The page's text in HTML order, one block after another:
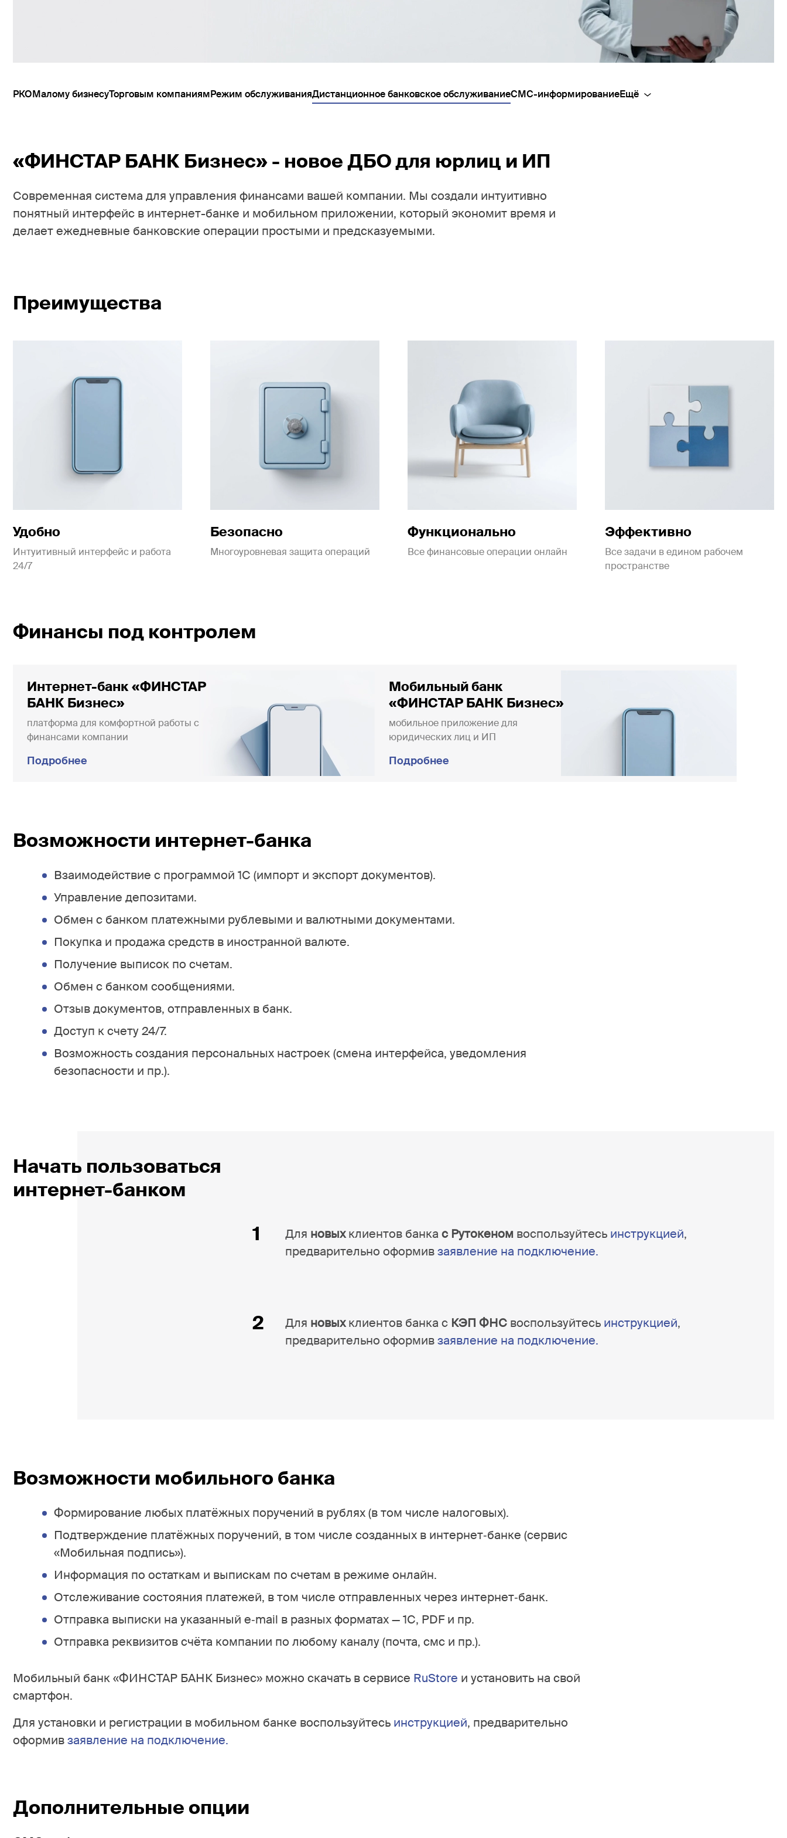
РКОМалому бизнесуТорговым компаниямРежим обслуживанияДистанционное банковское обслуживаниеСМС-информирование
«ФИНСТАР БАНК Бизнес» - новое ДБО для юрлиц и ИП
Современная система для управления финансами вашей компании. Мы создали интуитивно
понятный интерфейс в интернет-банке и мобильном приложении, который экономит время и
делает ежедневные банковские операции простыми и предсказуемыми.
Преимущества
Удобно
Интуитивный интерфейс и работа
24/7
Безопасно
Многоуровневая защита операций
Функционально
Все финансовые операции онлайн
Эффективно
Все задачи в едином рабочем
пространстве
Финансы под контролем
Интернет-банк «ФИНСТАР
БАНК Бизнес»
платформа для комфортной работы с
финансами компании
Подробнее
Мобильный банк
«ФИНСТАР БАНК Бизнес»
мобильное приложение для
юридических лиц и ИП
Подробнее
Возможности интернет-банка
Взаимодействие с программой 1С (импорт и экспорт документов).
Управление депозитами.
Обмен с банком платежными рублевыми и валютными документами.
Покупка и продажа средств в иностранной валюте.
Получение выписок по счетам.
Обмен с банком сообщениями.
Отзыв документов, отправленных в банк.
Доступ к счету 24/7.
Возможность создания персональных настроек (смена интерфейса, уведомления
безопасности и пр.).
Начать пользоваться
интернет-банком
Для новыхклиентов банка с Рутокеном воспользуйтесь инструкцией,
предварительно оформивзаявление на подключение.
Для новыхклиентов банка с КЭП ФНСвоспользуйтесь инструкцией,
предварительно оформивзаявление на подключение.
Возможности мобильного банка
Формирование любых платёжных поручений в рублях (в том числе налоговых).
Подтверждение платёжных поручений, в том числе созданных в интернет‐банке (сервис
«Мобильная подпись»).
Информация по остаткам и выпискам по счетам в режиме онлайн.
Отслеживание состояния платежей, в том числе отправленных через интернет‐банк.
Отправка выписки на указанный e‐mail в разных форматах — 1C, PDF и пр.
Отправка реквизитов счёта компании по любому каналу (почта, смс и пр.).
Мобильный банк «ФИНСТАР БАНК Бизнес» можно скачать в сервисе RuStore и установить на свой
смартфон.
Для установки и регистрации в мобильном банке воспользуйтесь инструкцией, предварительно
оформивзаявление на подключение.
Дополнительные опции